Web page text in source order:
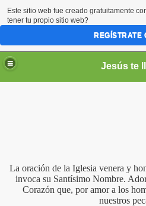
Jesús te
La oración de la Iglesia venera y
invoca su Santísimo Nombre.
Corazón que, por amor a los
nuestros
Este sitio web fue creado gratuitamente
tener tu propio sitio web?
REGÍSTRATE